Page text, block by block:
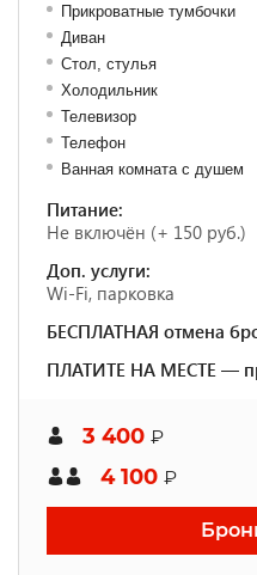
Прикроватные тумбочки
Диван
Стол, стулья
Холодильник
Телевизор
Телефон
Ванная комната с душем
Питание:
Не включён (+ 150 руб.)
Доп. услуги:
Wi-Fi, парковка
БЕСПЛАТНАЯ отмена
ПЛАТИТЕ НА МЕСТЕ —
3 400 ₽
4 100 ₽